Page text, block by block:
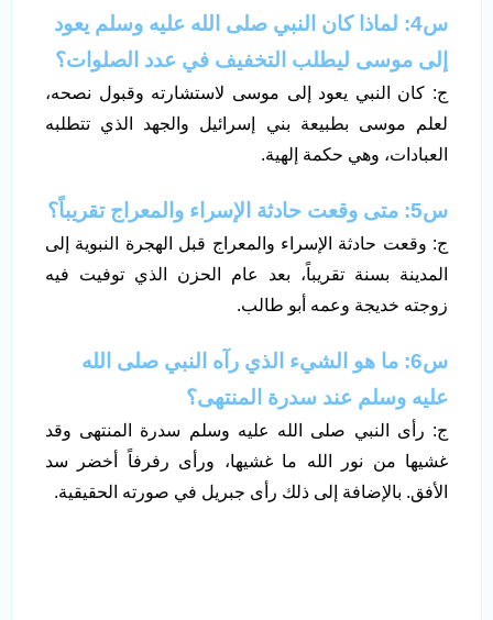
س4: لماذا كان النبي صلى الله عليه وسلم يعود
إلى موسى ليطلب التخفيف في عدد الصلوات؟
ج: كان النبي يعود إلى موسى لاستشارته وقبول نصحه،
لعلم موسى بطبيعة بني إسرائيل والجهد الذي تتطلبه
العبادات، وهي حكمة إلهية.
س5: متى وقعت حادثة الإسراء والمعراج تقريباً؟
ج: وقعت حادثة الإسراء والمعراج قبل الهجرة النبوية إلى
المدينة بسنة تقريباً، بعد عام الحزن الذي توفيت فيه
زوجته خديجة وعمه أبو طالب.
س6: ما هو الشيء الذي رآه النبي صلى الله
عليه وسلم عند سدرة المنتهى؟
ج: رأى النبي صلى الله عليه وسلم سدرة المنتهى وقد
غشيها من نور الله ما غشيها، ورأى رفرفاً أخضر سد
الأفق. بالإضافة إلى ذلك رأى جبريل في صورته الحقيقية.